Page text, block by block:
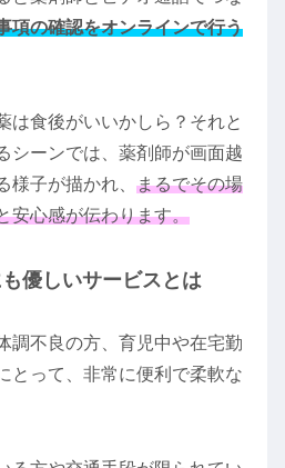
項の確認をオンラインで行う
は食後がいいかしら？それと
シーンでは、薬剤師が画面越
様子が描かれ、 まるでその場
安心感が伝わります。
優しいサービスとは
調不良の方、育児中や在宅勤
とって、非常に便利で柔軟な